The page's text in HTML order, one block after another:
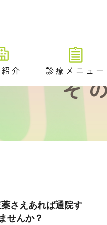
介 診療メニュー
SR）
そ
さえあれば通院す
せんか？